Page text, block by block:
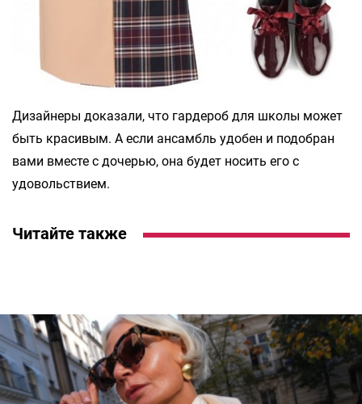
Дизайнеры доказали, что гардероб для школы может
быть красивым. А если ансамбль удобен и подобран
вами вместе с дочерью, она будет носить его с
удовольствием.
Читайте также